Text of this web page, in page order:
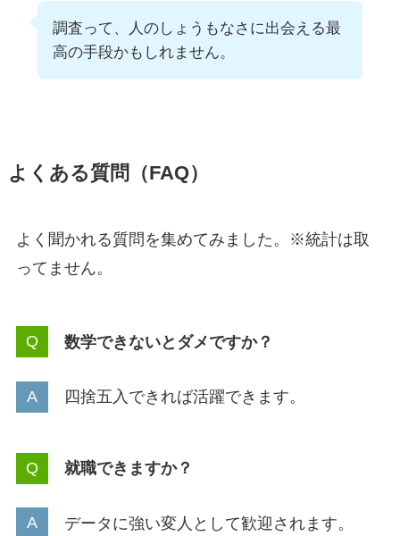
調査って、人のしょうもなさに出会える最
高の手段かもしれません。
よくある質問（FAQ）
よく聞かれる質問を集めてみました。※統計は取
ってません。
数学できないとダメですか？
四捨五入できれば活躍できます。
就職できますか？
データに強い変人として歓迎されます。